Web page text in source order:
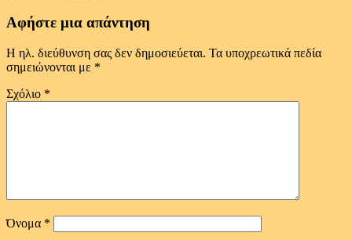
Αφήστε μια απάντηση
Η ηλ. διεύθυνση σας δεν δημοσιεύεται. Τα υποχρεωτικά πεδία
σημειώνονται με *
Σχόλιο *
Όνομα *